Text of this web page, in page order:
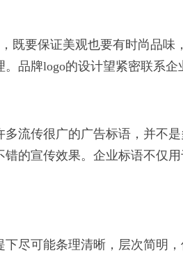
既要保证美观也要有时尚品
品牌logo的设计望紧密联系企
流传很广的广告标语，并不
的宣传效果。企业标语不仅
尽可能条理清晰，层次简明